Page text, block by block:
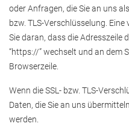
oder Anfragen, die Sie an uns
bzw. TLS-Verschlüsselung.
Sie daran, dass die Adresszeile
“https://” wechselt und an dem
Browserzeile.
Wenn die SSL- bzw. TLS-
Daten, die Sie an uns
werden.